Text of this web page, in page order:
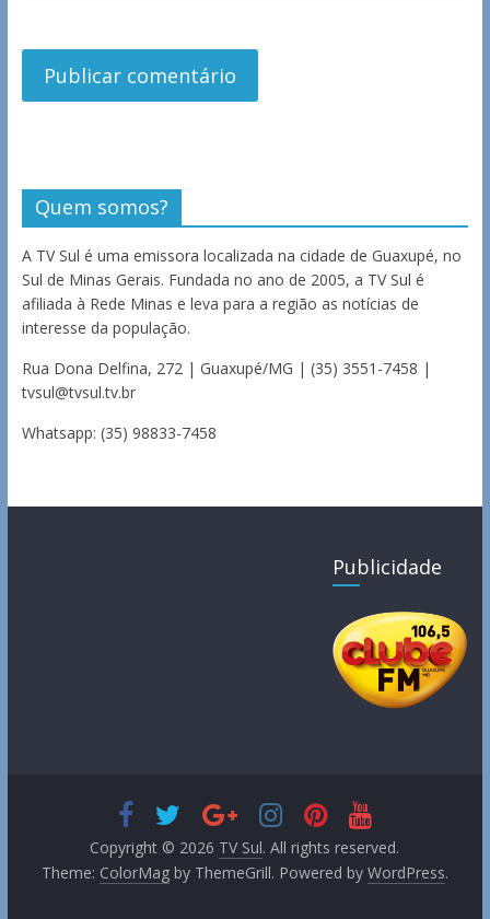
Quem somos?
A TV Sul é uma emissora localizada na cidade de Guaxupé, no
Sul de Minas Gerais. Fundada no ano de 2005, a TV Sul é
afiliada à Rede Minas e leva para a região as notícias de
interesse da população.
Rua Dona Delfina, 272 | Guaxupé/MG | (35) 3551-7458 |
tvsul@tvsul.tv.br
Whatsapp: (35) 98833-7458
Publicidade
Copyright © 2026 TV Sul. All rights reserved.
Theme: ColorMagby ThemeGrill. Powered by WordPress.